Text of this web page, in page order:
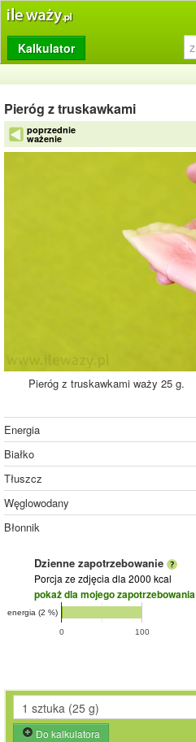
Produkty
Dziennik
Przelicznik
Porównywarka
Kalkulator
Pieróg z truskawkami
poprzednie
ważenie
Pieróg z truskawkami waży 25 g.
Energia
Białko
Tłuszcz
Węglowodany
Błonnik
Dzienne zapotrzebowanie
Porcja ze zdjęcia dla 2000 kcal
pokaż dla mojego zapotrzebowania
0 100
energia (2 %)
Do kalkulatora